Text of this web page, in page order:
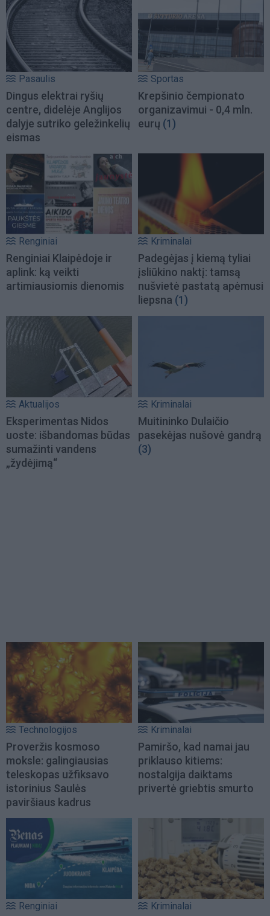
Pasaulis
Dingus elektrai ryšių
centre, didelėje Anglijos
dalyje sutriko geležinkelių
eismas
Sportas
Krepšinio čempionato
organizavimui - 0,4 mln.
eurų (1)
Renginiai
Renginiai Klaipėdoje ir
aplink: ką veikti
artimiausiomis dienomis
Kriminalai
Padegėjas į kiemą tyliai
įsliūkino naktį: tamsą
nušvietė pastatą apėmusi
liepsna (1)
Aktualijos
Eksperimentas Nidos
uoste: išbandomas būdas
sumažinti vandens
„žydėjimą“
Kriminalai
Muitininko Dulaičio
pasekėjas nušovė gandrą
(3)
Technologijos
Proveržis kosmoso
moksle: galingiausias
teleskopas užfiksavo
istorinius Saulės
paviršiaus kadrus
Kriminalai
Pamiršo, kad namai jau
priklauso kitiems:
nostalgija daiktams
privertė griebtis smurto
Renginiai Kriminalai